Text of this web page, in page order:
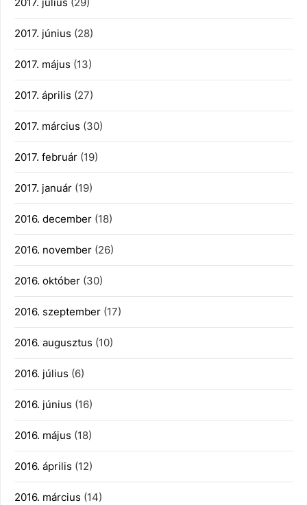
2017. július (29)
2017. június (28)
2017. május (13)
2017. április (27)
2017. március (30)
2017. február (19)
2017. január (19)
2016. december (18)
2016. november (26)
2016. október (30)
2016. szeptember (17)
2016. augusztus (10)
2016. július (6)
2016. június (16)
2016. május (18)
2016. április (12)
2016. március (14)